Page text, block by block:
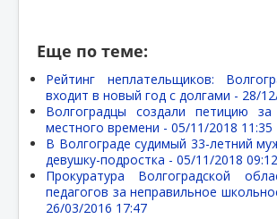
Еще по теме:
Рейтинг неплательщиков:
входит в новый год с долгами - 28/
Волгоградцы создали петицию
местного времени - 05/11/2018 11:35
В Волгограде судимый 33-летний
девушку-подростка - 05/11/2018 09:12
Прокуратура Волгоградской
педагогов за неправильное
26/03/2016 17:47